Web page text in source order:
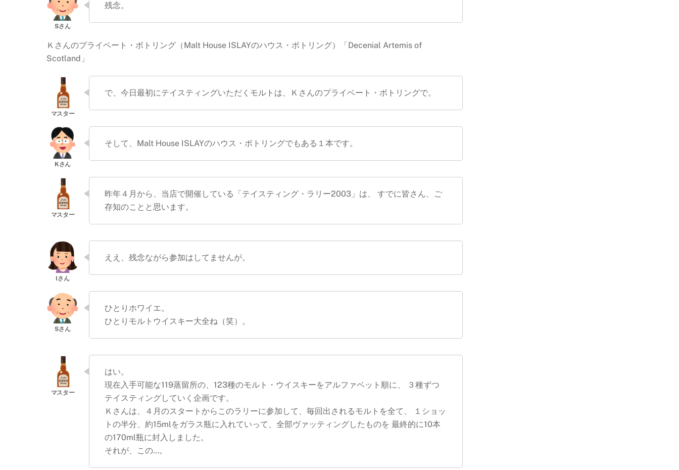
残念。
Ｋさんのプライベート・ボトリング（Malt House ISLAYのハウス・ボトリング）「Decenial Artemis of
Scotland」
で、今日最初にテイスティングいただくモルトは、Ｋさんのプライベート・ボトリングで。
そして、Malt House ISLAYのハウス・ボトリングでもある１本です。
昨年４月から、当店で開催している「テイスティング・ラリー2003」は、 すでに皆さん、ご
存知のことと思います。
ええ、残念ながら参加はしてませんが。
ひとりホワイエ。
ひとりモルトウイスキー大全ね（笑）。
はい。
現在入手可能な119蒸留所の、123種のモルト・ウイスキーをアルファベット順に、 ３種ずつ
テイスティングしていく企画です。
Ｋさんは、４月のスタートからこのラリーに参加して、毎回出されるモルトを全て、 １ショッ
トの半分、約15mlをガラス瓶に入れていって、全部ヴァッティングしたものを 最終的に10本
の170ml瓶に封入しました。
それが、この…。